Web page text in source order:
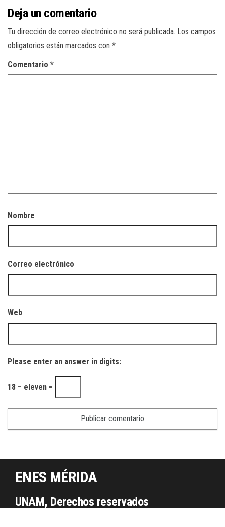
Deja un comentario
Tu dirección de correo electrónico no será publicada. Los campos
obligatorios están marcados con *
Comentario *
Nombre
Correo electrónico
Web
Please enter an answer in digits:
18 − eleven =
ENES MÉRIDA
UNAM, Derechos reservados